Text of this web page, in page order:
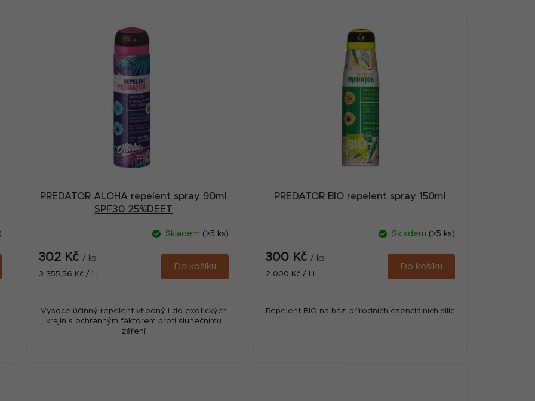
PREDATOR ALOHA repelent spray 90ml
SPF30 25%DEET
Skladem (>5 ks)
302 Kč/ ks
Měrná
3 355,56 Kč / 1 l
Do košíku
Vysoce účinný repelent vhodný i do exotických
krajin s ochranným faktorem proti slunečnímu
záření
PREDATOR BIO repelent spray 150ml
Skladem (>5 ks)
300 Kč / ks
Měrná
2 000 Kč / 1 l
Do košíku
Repelent BIO na bázi přírodních esenciálních silic